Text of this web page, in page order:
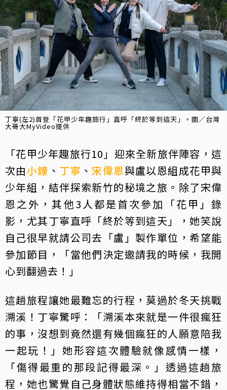
丁寧(左2)首登「花甲少年趣旅行」直呼「終於等到這天」。圖／台灣
大哥大MyVideo提供
「花甲少年趣旅行10」迎來全新旅伴陣容，這
次由小鐘 、 丁寧 、 宋偉恩與盧以恩組成花甲與
少年組，結伴探索新竹的秘境之旅。除了宋偉
恩之外，其他3人都是首次參加「花甲」錄
影，尤其丁寧直呼「終於等到這天」，她笑說
自己很早就請公司去「盧」製作單位，希望能
參加節目，「當他們決定邀請我的時候，我開
心到翻過去！」
這趟旅程讓她最難忘的行程，莫過於冬天挑戰
溯溪！丁寧驚呼：「溯溪本來就是一件很瘋狂
的事，沒想到竟然還有幾個瘋狂的人願意陪我
一起玩！」她形容這次體驗就像感情一樣，
「傷得最重的那段記得最深。」透過這趟旅
程，她也驚覺自己身體狀態維持得相當不錯，